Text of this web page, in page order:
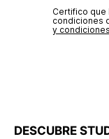
Certifico
condiciones
y
DESCUBRE